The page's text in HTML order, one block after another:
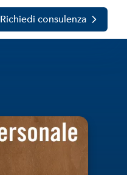
Richiedi consulenza